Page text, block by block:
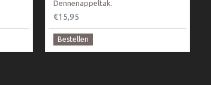
Dennenappeltak.
€15,95
Bestellen